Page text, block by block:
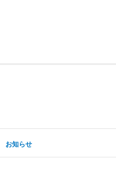
お知らせ